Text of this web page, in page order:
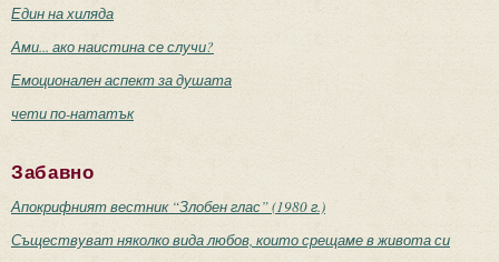
Един на хиляда
Ами... ако наистина се случи?
Емоционален аспект за душата
чети по-нататък
Забавно
Апокрифният вестник “Злобен глас” (1980 г.)
Съществуват няколко вида любов, които срещаме в живота си